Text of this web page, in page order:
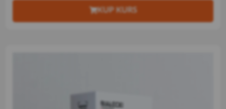
KUP KURS